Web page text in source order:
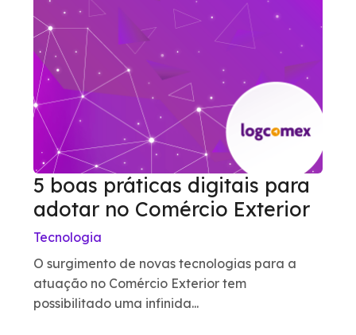
5 boas práticas digitais para
adotar no Comércio Exterior
Tecnologia
O surgimento de novas tecnologias para a
atuação no Comércio Exterior tem
possibilitado uma infinida...